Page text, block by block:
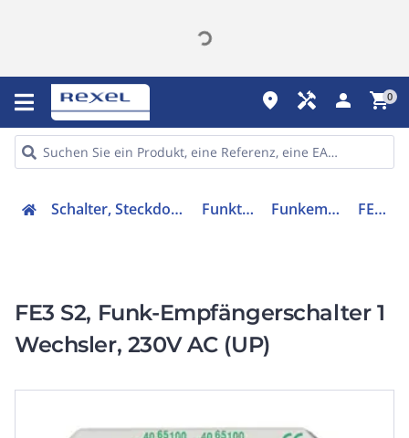
place handyman person shopping_cart0
Schalter, Steckdosen, Stecker Funktechnik Funkempfänger FE3S29
FE3 S2, Funk-Empfängerschalter 1
Wechsler, 230V AC (UP)